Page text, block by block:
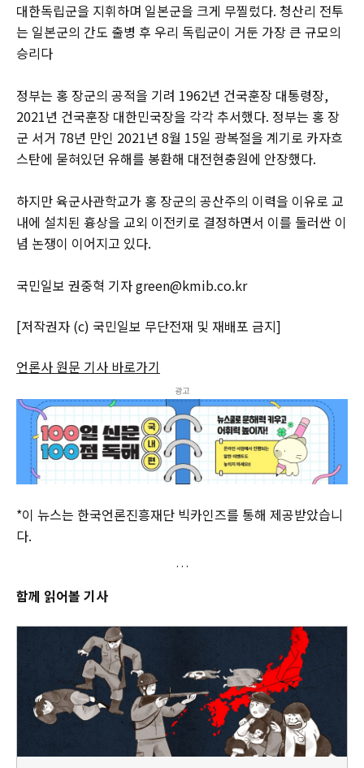
대한독립군을 지휘하며 일본군을 크게 무찔렀다. 청산리 전투
는 일본군의 간도 출병 후 우리 독립군이 거둔 가장 큰 규모의
승리다
정부는 홍 장군의 공적을 기려 1962년 건국훈장 대통령장,
2021년 건국훈장 대한민국장을 각각 추서했다. 정부는 홍 장
군 서거 78년 만인 2021년 8월 15일 광복절을 계기로 카자흐
스탄에 묻혀있던 유해를 봉환해 대전현충원에 안장했다.
하지만 육군사관학교가 홍 장군의 공산주의 이력을 이유로 교
내에 설치된 흉상을 교외 이전키로 결정하면서 이를 둘러싼 이
념 논쟁이 이어지고 있다.
국민일보 권중혁 기자 green@kmib.co.kr
[저작권자 (c) 국민일보 무단전재 및 재배포 금지]
언론사 원문 기사 바로가기
광고
*이 뉴스는 한국언론진흥재단 빅카인즈를 통해 제공받았습니
다.
함께 읽어볼 기사